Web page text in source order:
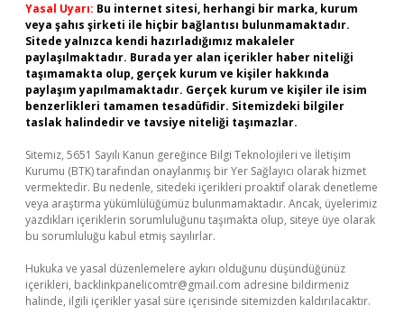
Yasal Uyarı: Bu internet sitesi, herhangi bir marka, kurum
veya şahıs şirketi ile hiçbir bağlantısı bulunmamaktadır.
Sitede yalnızca kendi hazırladığımız makaleler
paylaşılmaktadır. Burada yer alan içerikler haber niteliği
taşımamakta olup, gerçek kurum ve kişiler hakkında
paylaşım yapılmamaktadır. Gerçek kurum ve kişiler ile isim
benzerlikleri tamamen tesadüfidir. Sitemizdeki bilgiler
taslak halindedir ve tavsiye niteliği taşımazlar.
Sitemiz, 5651 Sayılı Kanun gereğince Bilgi Teknolojileri ve İletişim
Kurumu (BTK) tarafından onaylanmış bir Yer Sağlayıcı olarak hizmet
vermektedir. Bu nedenle, sitedeki içerikleri proaktif olarak denetleme
veya araştırma yükümlülüğümüz bulunmamaktadır. Ancak, üyelerimiz
yazdıkları içeriklerin sorumluluğunu taşımakta olup, siteye üye olarak
bu sorumluluğu kabul etmiş sayılırlar.
Hukuka ve yasal düzenlemelere aykırı olduğunu düşündüğünüz
içerikleri, backlinkpanelicomtr@gmail.com adresine bildirmeniz
halinde, ilgili içerikler yasal süre içerisinde sitemizden kaldırılacaktır.